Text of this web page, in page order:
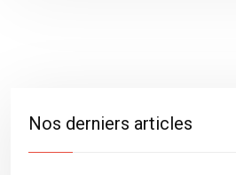
Nos derniers articles